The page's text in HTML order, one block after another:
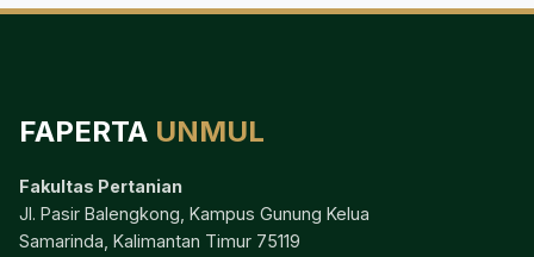
FAPERTA UNMUL
Fakultas Pertanian
Jl. Pasir Balengkong, Kampus Gunung Kelua
Samarinda, Kalimantan Timur 75119